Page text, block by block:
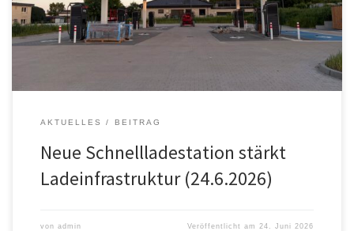
wird die bislang leistungsstärkste öffentliche Ladeeinrichtung in
Stadt und Landkreis Hildesheim geschaffen. Die Station umfasst
acht Ladesäulen mit jeweils zwei Anschlüssen. […]
AKTUELLES BEITRAG
Neue Schnellladestation stärkt
Ladeinfrastruktur (24.6.2026)
von admin Veröffentlicht am 24. Juni 2026